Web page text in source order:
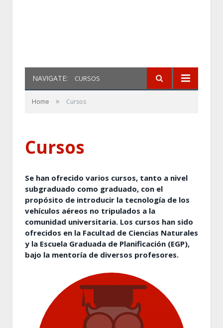
NAVIGATE: CURSOS
Home » Cursos
Cursos
Se han ofrecido varios cursos, tanto a nivel
subgraduado como graduado, con el
propósito de introducir la tecnología de los
vehículos aéreos no tripulados a la
comunidad universitaria. Los cursos han sido
ofrecidos en la Facultad de Ciencias Naturales
y la Escuela Graduada de Planificación (EGP),
bajo la mentoría de diversos profesores.